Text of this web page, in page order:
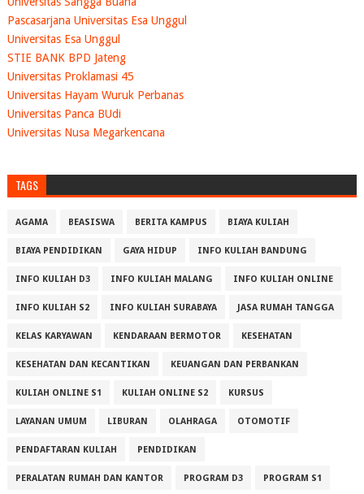
Pascasarjana Universitas Esa Unggul
Universitas Esa Unggul
STIE BANK BPD Jateng
Universitas Proklamasi 45
Universitas Hayam Wuruk Perbanas
Universitas Panca BUdi
Universitas Nusa Megarkencana
TAGS
AGAMA BEASISWA BERITA KAMPUS BIAYA KULIAH
BIAYA PENDIDIKAN GAYA HIDUP INFO KULIAH BANDUNG
INFO KULIAH D3 INFO KULIAH MALANG INFO KULIAH ONLINE
INFO KULIAH S2 INFO KULIAH SURABAYA JASA RUMAH TANGGA
KELAS KARYAWAN KENDARAAN BERMOTOR KESEHATAN
KESEHATAN DAN KECANTIKAN KEUANGAN DAN PERBANKAN
KULIAH ONLINE S1 KULIAH ONLINE S2 KURSUS
LAYANAN UMUM LIBURAN OLAHRAGA OTOMOTIF
PENDAFTARAN KULIAH PENDIDIKAN
PERALATAN RUMAH DAN KANTOR PROGRAM D3 PROGRAM S1